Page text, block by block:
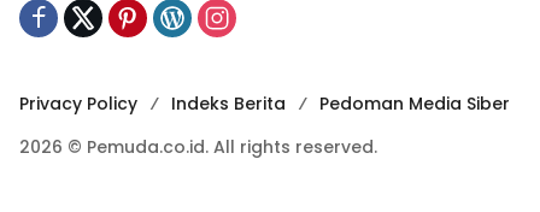
Privacy Policy Indeks Berita
Pedoman Media Siber
2026 © Pemuda.co.id. All rights reserved.